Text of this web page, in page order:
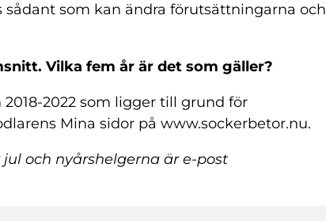
som kan ändra förutsättningarna och
Vilka fem år är det som gäller?
2022 som ligger till grund för
Mina sidor på www.sockerbetor.nu.
och nyårshelgerna är e-post